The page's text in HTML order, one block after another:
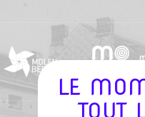
LE
TOUT